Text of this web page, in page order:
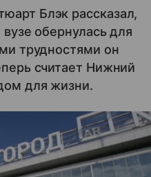
Блэк рассказал,
обернулась для
трудностями он
считает Нижний
для жизни.